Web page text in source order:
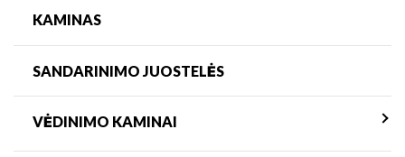
KAMINAS
SANDARINIMO JUOSTELĖS
VĖDINIMO KAMINAI